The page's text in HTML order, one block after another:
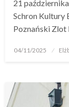
21
Schron Kultury
Poznański Zlot
04/11/2025